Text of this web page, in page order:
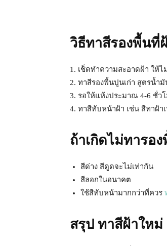
วิธีทาสีรองพื้นที่
1. เช็ดทำความสะอาดฝ้า ให้
2. ทาสีรองพื้นปูนเก่า สูตรน้ำมั
3. รอให้แห้งประมาณ 4-6 ชั่ว
4. ทาสีทับหน้าฝ้า เช่น สีทาฝ้า
ถ้าเกิดไม่ทารอ
สีด่าง สีดูดจะไม่เท่ากัน
สีลอกในอนาคต
ใช้สีทับหน้ามากกว่าที่ควร
สรุป ทาสีฝ้าให